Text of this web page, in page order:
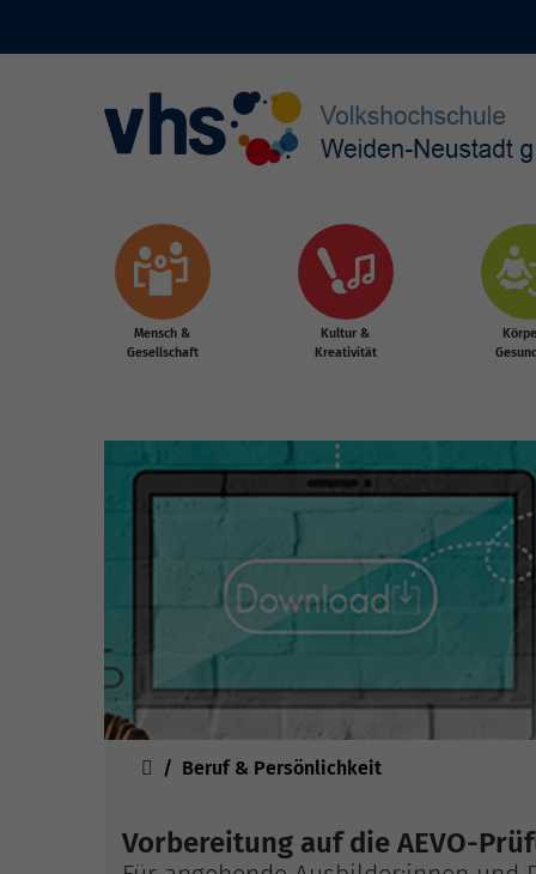
Mensch &
Gesellschaft
Kultur &
Kreativität
Beruf & Persönlichkeit
Vorbereitung auf die AEVO-